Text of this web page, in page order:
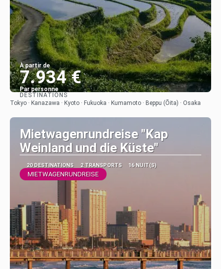
À partir de
7.934 €
Par personne
Afficher
DESTINATIONS
Tokyo · Kanazawa · Kyoto · Fukuoka · Kumamoto · Beppu (Ōita) · Osaka
Mietwagenrundreise "Kap
Weinland und die Küste"
20 DESTINATIONS 2 TRANSPORTS 16 NUIT(S)
MIETWAGENRUNDREISE